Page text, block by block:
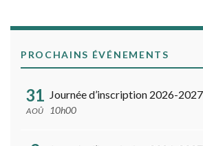
PROCHAINS ÉVÉNEMENTS
31
AOÛ
Journée d’inscription 2026-
10h00